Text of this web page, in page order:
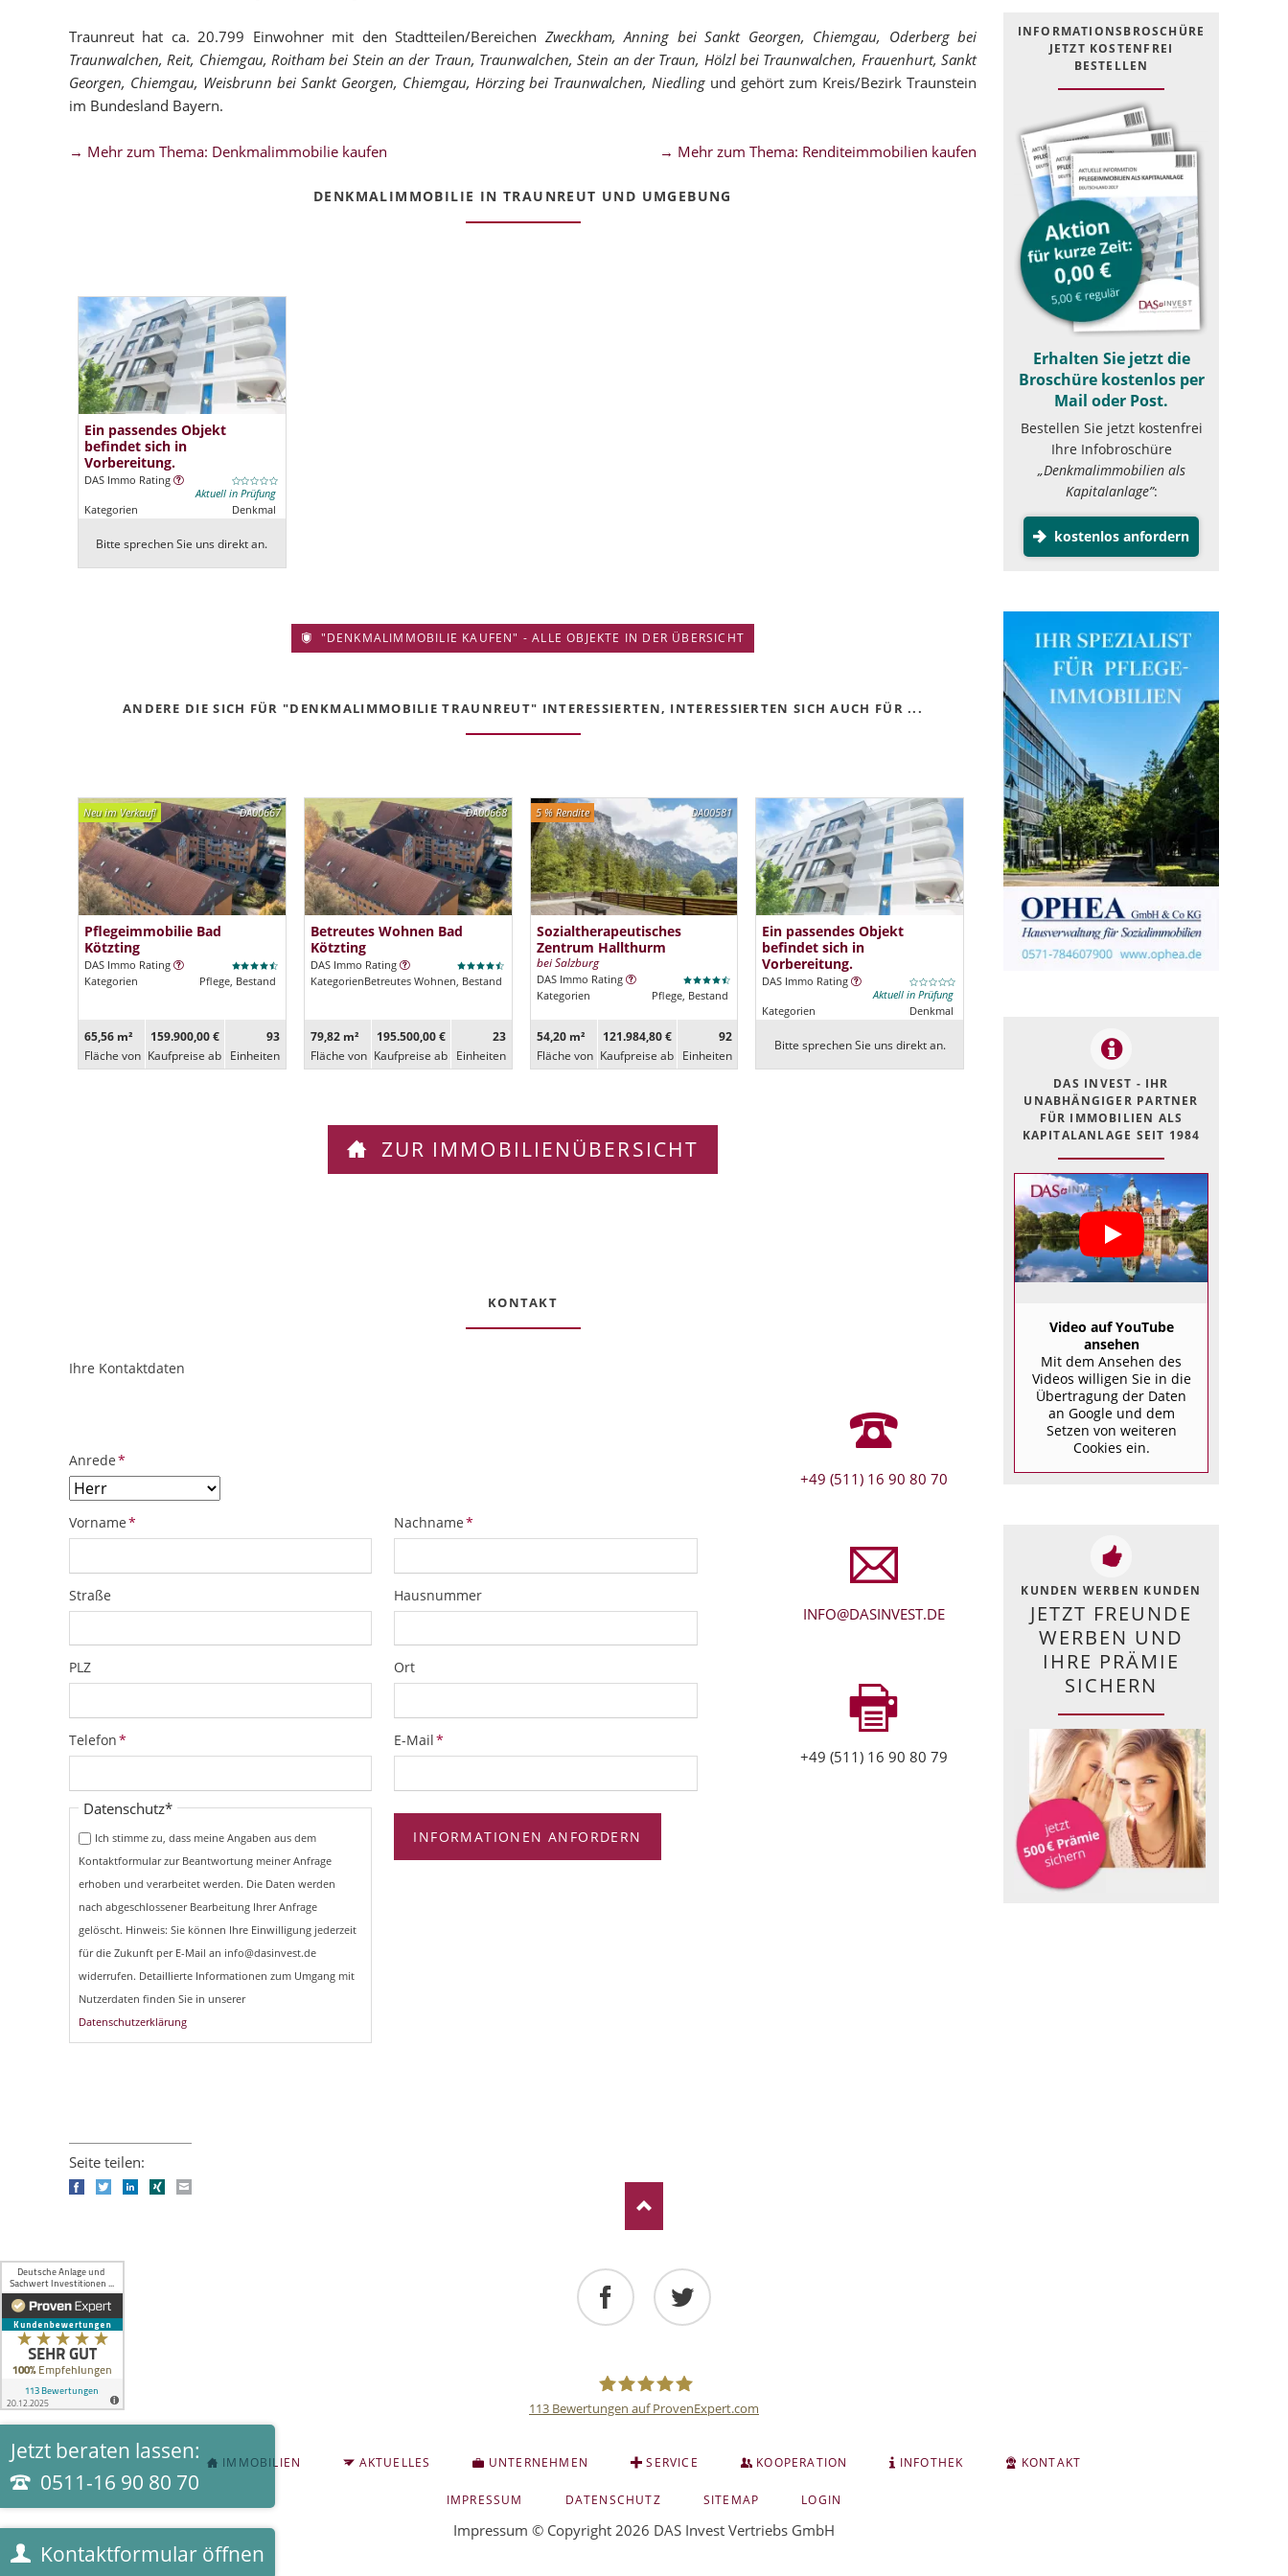
Jetzt beraten lassen:
0511-16 90 80 70
Kontaktformular öffnen
Traunreut hat ca. 20.799 Einwohner mit den Stadtteilen/Bereichen Zweckham, Anning bei Sankt Georgen, Chiemgau, Oderberg bei
Traunwalchen, Reit, Chiemgau, Roitham bei Stein an der Traun, Traunwalchen, Stein an der Traun, Hölzl bei Traunwalchen, Frauenhurt, Sankt
Georgen, Chiemgau, Weisbrunn bei Sankt Georgen, Chiemgau, Hörzing bei Traunwalchen, Niedling und gehört zum Kreis/Bezirk Traunstein
im Bundesland Bayern.
→ Mehr zum Thema: Denkmalimmobilie kaufen → Mehr zum Thema: Renditeimmobilien kaufen
DENKMALIMMOBILIE IN TRAUNREUT UND UMGEBUNG
Ein passendes Objekt
befindet sich in
Vorbereitung.
DAS Immo Rating
Aktuell in Prüfung
Kategorien
Denkmal
Bitte sprechen Sie uns direkt an.
"DENKMALIMMOBILIE KAUFEN" - ALLE OBJEKTE IN DER ÜBERSICHT
ANDERE DIE SICH FÜR "DENKMALIMMOBILIE TRAUNREUT" INTERESSIERTEN, INTERESSIERTEN SICH AUCH FÜR ...
DA00667
Neu im Verkauf!
Pflegeimmobilie Bad
Kötzting
DAS Immo Rating
Kategorien
Pflege, Bestand
65,56 m²
Fläche von
159.900,00 €
Kaufpreise ab
93
Ein­heiten
DA00668
Betreutes Wohnen Bad
Kötzting
DAS Immo Rating
KategorienBetreutes Wohnen, Bestand
79,82 m²
Fläche von
195.500,00 €
Kaufpreise ab
23
Ein­heiten
DA00581
5 % Rendite
Sozialtherapeutisches
Zentrum Hallthurm
bei Salzburg
DAS Immo Rating
Kategorien
Pflege, Bestand
54,20 m²
Fläche von
121.984,80 €
Kaufpreise ab
92
Ein­heiten
Ein passendes Objekt
befindet sich in
Vorbereitung.
DAS Immo Rating
Aktuell in Prüfung
Kategorien
Denkmal
Bitte sprechen Sie uns direkt an.
ZUR IMMOBILIENÜBERSICHT
KONTAKT
ObjektPlatzhalter
URL
Ihre Kontaktdaten
Pflichtfeld
Anrede*
Pflichtfeld
Vorname* Pflichtfeld
Nachname*
Straße Hausnummer
PLZ Ort
Pflichtfeld
Telefon* Pflichtfeld
E-Mail*
Pflichtfeld
Datenschutz*
Ich stimme zu, dass meine Angaben aus dem
Kontaktformular zur Beantwortung meiner Anfrage
erhoben und verarbeitet werden. Die Daten werden
nach abgeschlossener Bearbeitung Ihrer Anfrage
gelöscht. Hinweis: Sie können Ihre Einwilligung jederzeit
für die Zukunft per E-Mail an info@dasinvest.de
widerrufen. Detaillierte Informationen zum Umgang mit
Nutzerdaten finden Sie in unserer
Datenschutzerklärung
INFORMATIONEN ANFORDERN
+49 (511) 16 90 80 70
INFO@DASINVEST.DE
+49 (511) 16 90 80 79
INFOR­MATIONS­BROSCHÜRE
JETZT KOSTEN­FREI
BESTELLEN
Erhalten Sie jetzt die
Broschüre kostenlos per
Mail oder Post.
Bestellen Sie jetzt kostenfrei
Ihre Infobroschüre
„Denkmalimmobilien als
Kapitalanlage”:
kostenlos anfordern
DAS INVEST - IHR
UNABHÄNGIGER PARTNER
FÜR IMMOBILIEN ALS
KAPITALANLAGE SEIT 1984
Video auf YouTube
ansehen
Mit dem Ansehen des
Videos willigen Sie in die
Übertragung der Daten
an Google und dem
Setzen von weiteren
Cookies ein.
KUNDEN WERBEN KUNDEN
JETZT FREUNDE
WERBEN UND
IHRE PRÄMIE
SICHERN
Seite teilen:
FacebookTwitterLinkedIn
Xing
und
113 Bewertungen auf ProvenExpert.com
NAVIGATION
ÜBERSPRINGEN
IMMOBILIEN AKTUELLES UNTERNEHMEN SERVICE KOOPERATION INFOTHEK
KONTAKT
ÜBERSPRINGEN
IMPRESSUM DATENSCHUTZ SITEMAP LOGIN
Impressum © Copyright 2026 DAS Invest Vertriebs GmbH